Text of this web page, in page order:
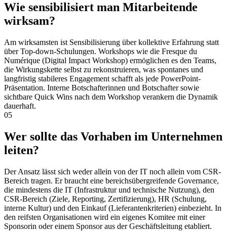
Wie sensibilisiert man Mitarbeitende
wirksam?
Am wirksamsten ist Sensibilisierung über kollektive Erfahrung statt
über Top-down-Schulungen. Workshops wie die Fresque du
Numérique (Digital Impact Workshop) ermöglichen es den Teams,
die Wirkungskette selbst zu rekonstruieren, was spontanes und
langfristig stabileres Engagement schafft als jede PowerPoint-
Präsentation. Interne Botschafterinnen und Botschafter sowie
sichtbare Quick Wins nach dem Workshop verankern die Dynamik
dauerhaft.
05
Wer sollte das Vorhaben im Unternehmen
leiten?
Der Ansatz lässt sich weder allein von der IT noch allein vom CSR-
Bereich tragen. Er braucht eine bereichsübergreifende Governance,
die mindestens die IT (Infrastruktur und technische Nutzung), den
CSR-Bereich (Ziele, Reporting, Zertifizierung), HR (Schulung,
interne Kultur) und den Einkauf (Lieferantenkriterien) einbezieht. In
den reifsten Organisationen wird ein eigenes Komitee mit einer
Sponsorin oder einem Sponsor aus der Geschäftsleitung etabliert.